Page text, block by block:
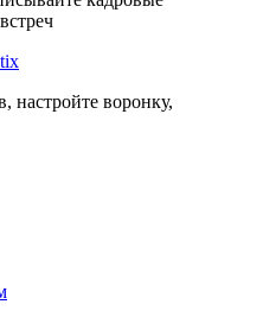
настройте воронку,